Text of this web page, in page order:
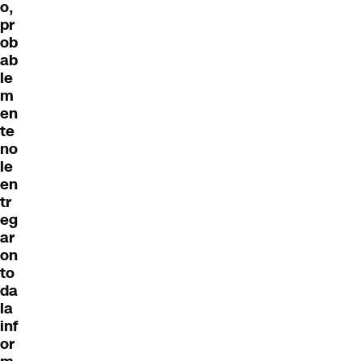
o,
pr
ob
ab
le
m
en
te
no
le
en
tr
eg
ar
on
to
da
la
inf
or